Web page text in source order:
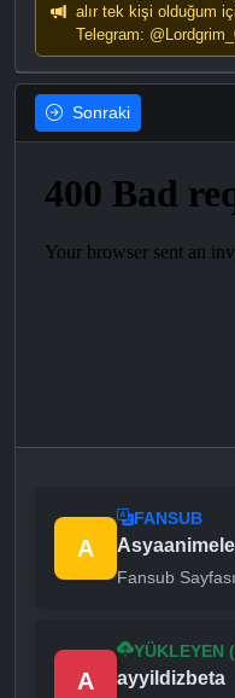
alır tek kişi olduğum
Telegram:
Sonraki
A
FANSUB
Fansub Sayfası
A
YÜKLEYEN
ayyildizbeta